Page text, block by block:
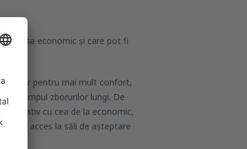
clasa economic și care pot fi
iar pentru mai mult confort,
în timpul zborurilor lungi. De
cu cea de la economic,
și acces la săli de așteptare